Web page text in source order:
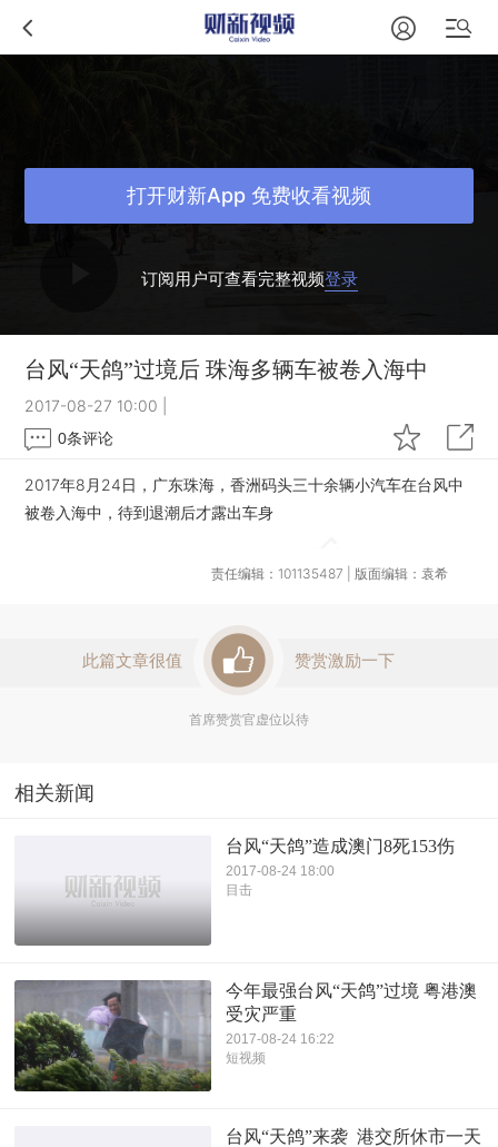
订阅用户可查看完整视频登录
打开财新App 免费收看视频
台风“天鸽”过境后 珠海多辆车被卷入海中
2017-08-27 10:00
0条评论
2017年8月24日，广东珠海，香洲码头三十余辆小汽车在台风中
被卷入海中，待到退潮后才露出车身
责任编辑：101135487 | 版面编辑：袁希
此篇文章很值 赞赏激励一下
首席赞赏官虚位以待
相关新闻
台风“天鸽”造成澳门8死153伤
2017-08-24 18:00
目击
今年最强台风“天鸽”过境 粤港澳
受灾严重
2017-08-24 16:22
短视频
台风“天鸽”来袭 港交所休市一天